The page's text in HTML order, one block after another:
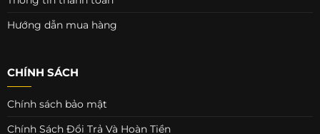
Hướng dẫn mua hàng
CHÍNH SÁCH
Chính sách bảo mật
Chính Sách Đổi Trả Và Hoàn Tiền